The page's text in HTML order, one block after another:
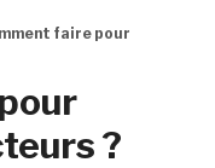
faire pour
?